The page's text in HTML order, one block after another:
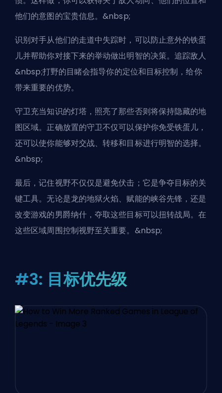
他们的意图的宝贵信息。&nbsp;
识别对手从他们的走道中失踪时，可以防止意外的铁蛋
儿并帮助你对接下来的举动做出明智的决策。追踪敌人
&nbsp;打野的目睹会指导你的定位和目标控制，给你
带来重要的优势。
守卫充当知识的灯塔，照亮了那些否则将保持隐藏的地
图区域。正确放置的守卫不仅可以保护你免受铁蛋儿，
还可以使你能够对交战、转移和目标进行明智的选择。
&nbsp;
最后，记住视野不仅仅是避免伏击；它是争夺目标的关
键工具。无论是龙的地狱火焰、赋能的峡谷先锋，还是
改变游戏的男爵纳什，夺取这些目标可以扭转战局。在
这些区域周围控制视野至关重要。&nbsp;
#3: 目标优先级